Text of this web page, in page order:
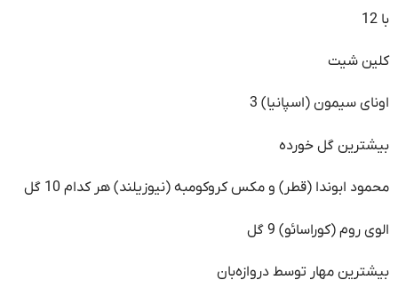
با 12
کلین شیت
اونای سیمون (اسپانیا) 3
بیشترین گل خورده
محمود ابوندا (قطر) و مکس کروکومبه (نیوزیلند) هر کدام 10 گل
الوی روم (کوراسائو) 9 گل
بیشترین مهار توسط دروازه‌بان